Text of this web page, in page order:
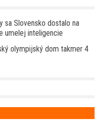
sa Slovensko dostalo na
umelej inteligencie
olympijský dom takmer 4